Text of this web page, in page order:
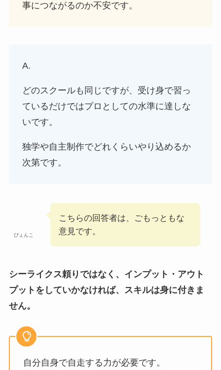
事につながるのか不安です。
A.
どのスクールも同じですが、受け身で習っ
ているだけではプロとしての水準に達しな
いです。
独学や自主制作でどれくらいやり込めるか
次第です。
ぴょんこ
こちらの回答者は、ごもっともな
意見です。
シーライクス頼りではなく、インプット・アウト
プットをしていかなければ、スキルは身に付きま
せん。
自分自身で自走する力が必要です。